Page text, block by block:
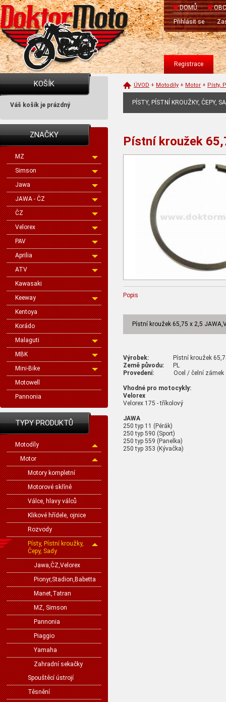
DOMŮ
Přihlásit se
Registrace
KOŠÍK
Váš košík je prázdný
ZNAČKY
MZ
Simson
Jawa
JAWA - ČZ
ČZ
Velorex
PAV
Aprilia
ATV
Kawasaki
Keeway
Kentoya
Korádo
Malaguti
MBK
Mini-Bike
Motowell
Pannonia
TYPY PRODUKTŮ
Motodíly
Motor
Motory kompletní
Motorové skříně
Válce, hlavy válců
Klikové hřídele, ojnice
Rozvody
Písty, Pístní kroužky,
Čepy, Sady
Jawa,ČZ,Velorex
Pionyr,Stadion,Babetta
Manet,Tatran
MZ, Simson
Pannonia
Piaggio
Yamaha
Zahradní sekačky
Spouštěcí ústrojí
Těsnění
ÚVOD + Motodíly + Motor + Písty,
PÍSTY, PÍSTNÍ KROUŽKY, ČEPY,
Pístní kroužek
Popis
Pístní kroužek 65,75 x 2,5
Výrobek: Pístní kroužek
Země původu: PL
Provedení: Ocel / čelní zámek
Vhodné pro motocykly:
Velorex
Velorex 175 - tříkolový
JAWA
250 typ 11 (Pérák)
250 typ 590 (Sport)
250 typ 559 (Panelka)
250 typ 353 (Kývačka)